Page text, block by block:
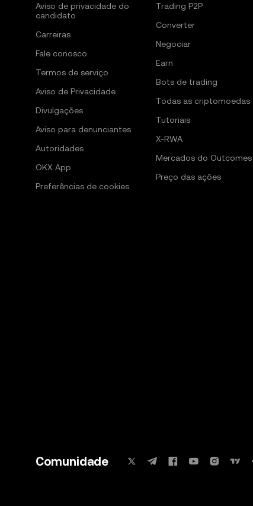
Aviso de privacidade do
candidato
Carreiras
Fale conosco
Termos de serviço
Aviso de Privacidade
Divulgações
Aviso para denunciantes
Autoridades
OKX App
Preferências de cookies
Trading P2P
Converter
Negociar
Earn
Bots de trading
Todas as criptomoedas
Tutoriais
X-RWA
Mercados do Outcomes
Preço das ações
Comunidade